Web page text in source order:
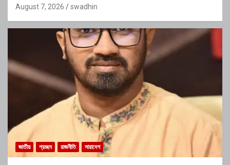
August 7, 2026 swadhin
জাতীয় প্রচ্ছদ রাজনীতি সারাদেশ